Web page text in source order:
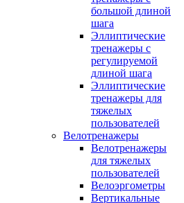
большой длиной
шага
Эллиптические
тренажеры с
регулируемой
длиной шага
Эллиптические
тренажеры для
тяжелых
пользователей
Велотренажеры
Велотренажеры
для тяжелых
пользователей
Велоэргометры
Вертикальные